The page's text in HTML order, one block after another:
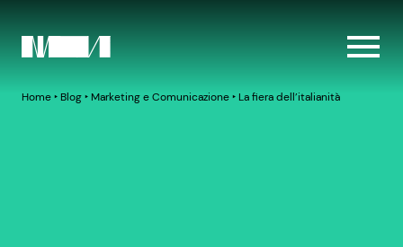
Home‣ Blog‣ Marketing e Comunicazione‣ La fiera dell’italianità